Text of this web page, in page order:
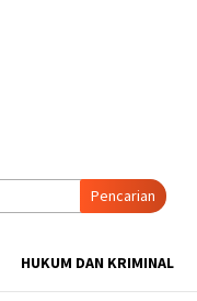
Pencarian
HUKUM DAN KRIMINAL